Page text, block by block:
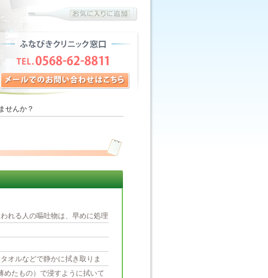
せんか？
れる人の嘔吐物は、早めに処理
オルなどで静かに拭き取りま
めたもの）で浸すように拭いて